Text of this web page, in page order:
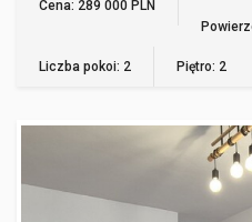
Cena: 289 000 PLN
Liczba pokoi: 2 Piętro: 2